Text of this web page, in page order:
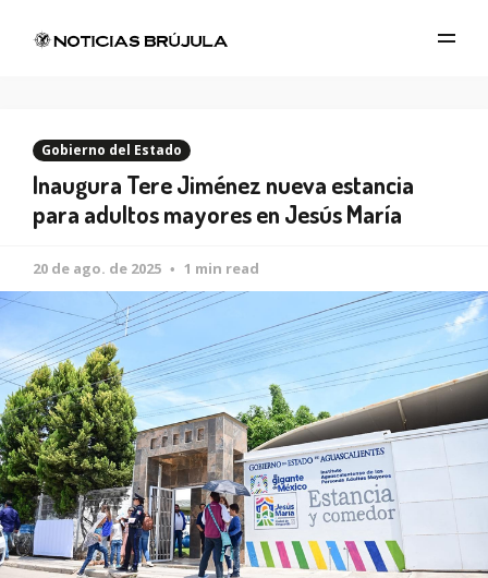
Gobierno del Estado
Inaugura Tere Jiménez nueva estancia
para adultos mayores en Jesús María
20 de ago. de 2025 1 min read